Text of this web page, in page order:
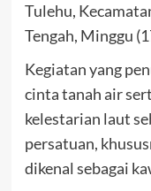
Tulehu,
Tengah, Minggu
Kegiatan yang
cinta tanah air
kelestarian laut
persatuan,
dikenal sebagai